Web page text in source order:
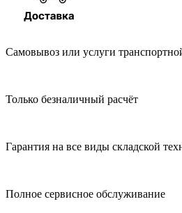
Самовывоз или услуги
Только безналичный расчёт
Гарантия на все виды складской
Полное сервисное обслуживание